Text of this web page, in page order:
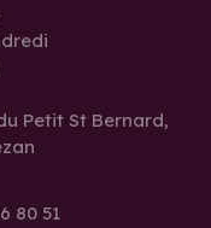
Petit St Bernard,
80 51